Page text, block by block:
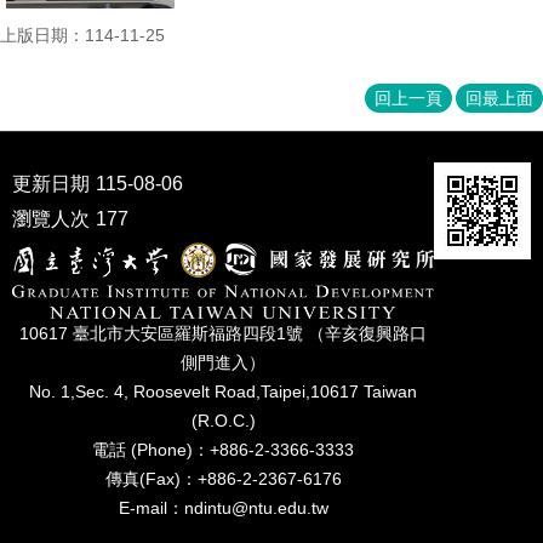
上版日期：114-11-25
回上一頁 回最上面
更新日期 115-08-06
瀏覽人次 177
10617 臺北市⼤安區羅斯福路四段1號 （辛亥復興路⼝
側⾨進入）
No. 1,Sec. 4, Roosevelt Road,Taipei,10617 Taiwan
(R.O.C.)
電話 (Phone)：+886-2-3366-3333
傳真(Fax)：+886-2-2367-6176
E-mail：ndintu@ntu.edu.tw